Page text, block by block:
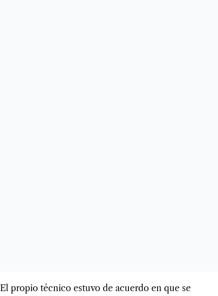
El propio técnico estuvo de acuerdo en que se